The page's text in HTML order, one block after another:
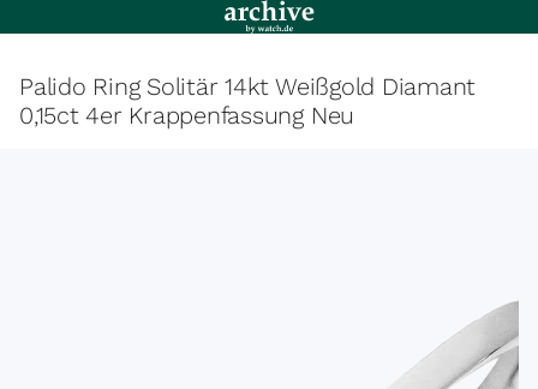
Palido Ring Solitär 14kt Weißgold Diamant
0,15ct 4er Krappenfassung Neu